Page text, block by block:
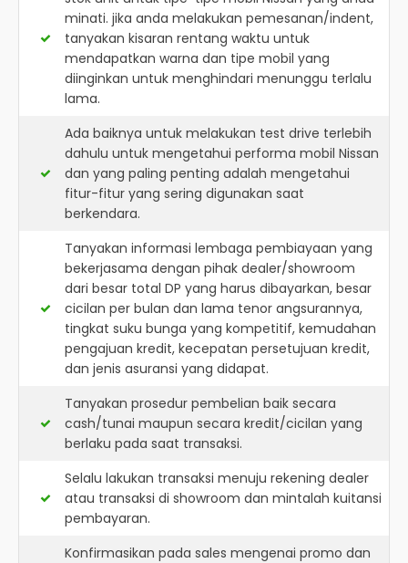
minati. jika anda melakukan pemesanan/indent,
tanyakan kisaran rentang waktu untuk
mendapatkan warna dan tipe mobil yang
diinginkan untuk menghindari menunggu terlalu
lama.
Ada baiknya untuk melakukan test drive terlebih
dahulu untuk mengetahui performa mobil Nissan
dan yang paling penting adalah mengetahui
fitur-fitur yang sering digunakan saat
berkendara.
Tanyakan informasi lembaga pembiayaan yang
bekerjasama dengan pihak dealer/showroom
dari besar total DP yang harus dibayarkan, besar
cicilan per bulan dan lama tenor angsurannya,
tingkat suku bunga yang kompetitif, kemudahan
pengajuan kredit, kecepatan persetujuan kredit,
dan jenis asuransi yang didapat.
Tanyakan prosedur pembelian baik secara
cash/tunai maupun secara kredit/cicilan yang
berlaku pada saat transaksi.
Selalu lakukan transaksi menuju rekening dealer
atau transaksi di showroom dan mintalah kuitansi
pembayaran.
Konfirmasikan pada sales mengenai promo dan